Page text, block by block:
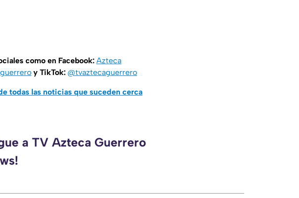
como en Facebook: Azteca
y TikTok: @tvaztecaguerrero
todas las noticias que suceden cerca
a TV Azteca Guerrero